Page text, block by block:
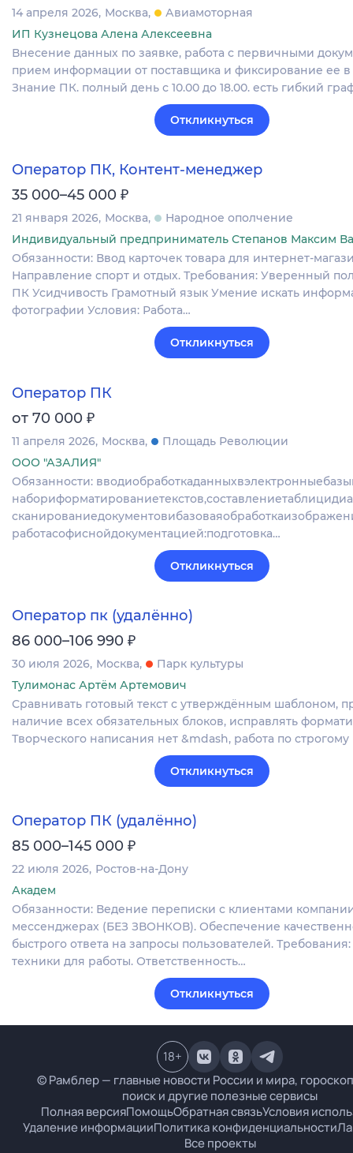
14 апреля 2026 Москва
Авиамоторная
ИП Кузнецова Алена Алексеевна
Внесение данных по заявке, работа с первичными
прием информации от поставщика и фиксирование ее в
Знание ПК. полный день с 10.00 до 18.00. есть гибкий
Откликнуться
Оператор ПК, Контент-менеджер
35 000–45 000 ₽
21 января 2026 Москва
Народное ополчение
Индивидуальный предприниматель Степанов Максим
Обязанности: Ввод карточек товара для интернет-
Направление спорт и отдых. Требования: Уверенный
ПК Усидчивость Грамотный язык Умение искать
фотографии Условия: Работа…
Откликнуться
Оператор ПК
от 70 000 ₽
11 апреля 2026 Москва
Площадь Революции
ООО "АЗАЛИЯ"
Обязанности:
работасофиснойдокументацией:подготовка…
Откликнуться
Оператор пк (удалённо)
86 000–106 990 ₽
30 июля 2026 Москва
Парк культуры
Тулимонас Артём Артемович
Сравнивать готовый текст с утверждённым шаблоном,
наличие всех обязательных блоков, исправлять
Творческого написания нет &mdash, работа по строгому
Откликнуться
Оператор ПК (удалённо)
85 000–145 000 ₽
22 июля 2026 Ростов-на-Дону
Академ
Обязанности: Ведение переписки с клиентами
мессенджерах (БЕЗ ЗВОНКОВ). Обеспечение
быстрого ответа на запросы пользователей.
техники для работы. Ответственность…
Откликнуться
© Рамблер — главные новости России и мира,
поиск и другие полезные сервисы
Полная версияПомощьОбратная связьУсловия
Удаление информацииПолитика конфиденциальности
Все проекты
18+